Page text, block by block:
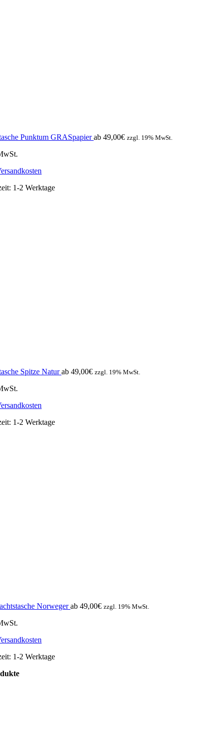
Punktum GRASpapier ab 49,00€ zzgl. 19% MwSt.
1-2 Werktage
Spitze Natur ab 49,00€ zzgl. 19% MwSt.
1-2 Werktage
Norweger ab 49,00€ zzgl. 19% MwSt.
1-2 Werktage